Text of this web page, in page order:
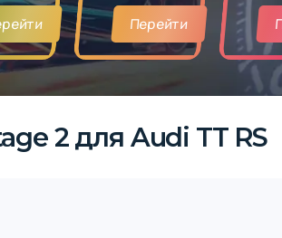
Перейти
2 для Audi TT RS